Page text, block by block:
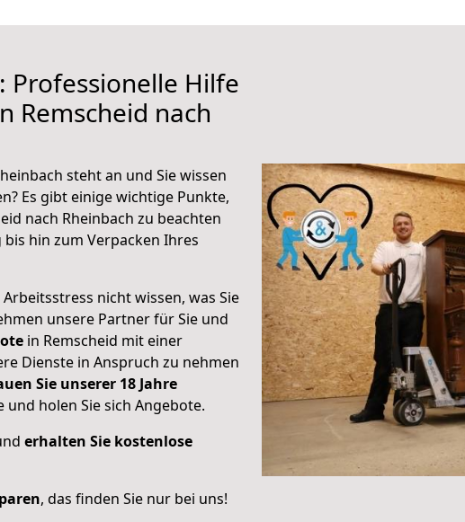
Professionelle Hilfe
Remscheid nach
steht an und Sie wissen
Es gibt einige wichtige Punkte,
nach Rheinbach zu beachten
hin zum Verpacken Ihres
nicht wissen, was Sie
unsere Partner für Sie und
in Remscheid mit einer
Dienste in Anspruch zu nehmen
Sie unserer 18 Jahre
holen Sie sich Angebote.
erhalten Sie kostenlose
, das finden Sie nur bei uns!